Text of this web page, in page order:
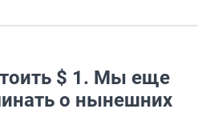
$ 1. Мы еще
о нынешних